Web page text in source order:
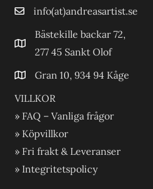
info(at)andreasartist.se
Bästekille backar 72,
277 45 Sankt Olof
Gran 10, 934 94 Kåge
VILLKOR
» FAQ – Vanliga frågor
» Köpvillkor
» Fri frakt & Leveranser
» Integritetspolicy